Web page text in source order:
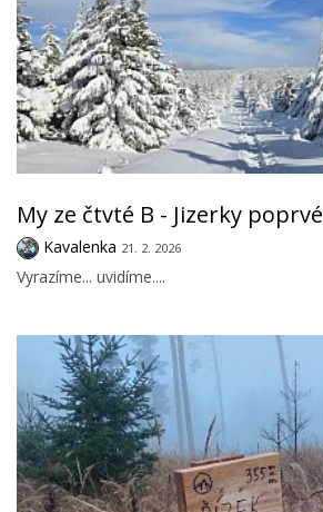
My ze čtvté B - Jizerky poprvé
Kavalenka 21. 2. 2026
Vyrazíme... uvidíme....